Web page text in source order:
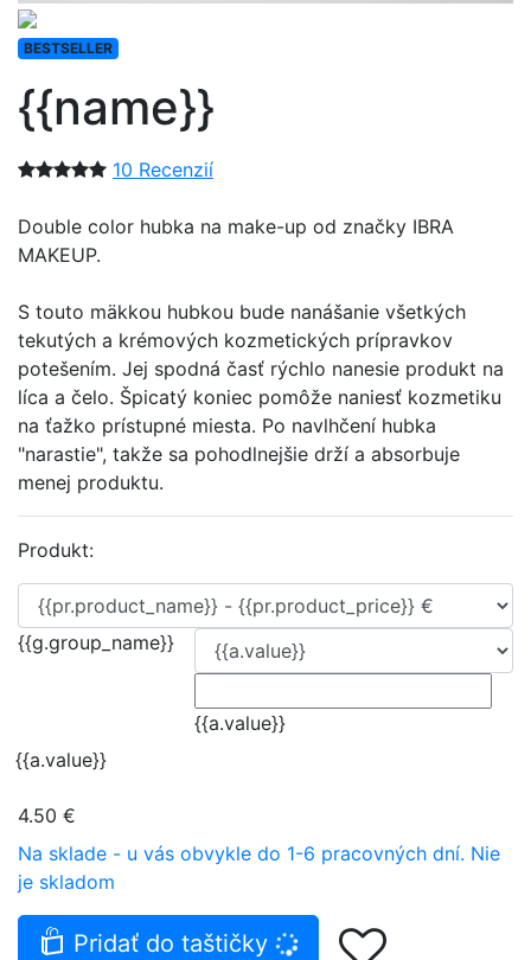
BESTSELLER
{{name}}
10 Recenzií
Double color hubka na make-up od značky IBRA
MAKEUP.
S touto mäkkou hubkou bude nanášanie všetkých
tekutých a krémových kozmetických prípravkov
potešením. Jej spodná časť rýchlo nanesie produkt na
líca a čelo. Špicatý koniec pomôže naniesť kozmetiku
na ťažko prístupné miesta. Po navlhčení hubka
"narastie", takže sa pohodlnejšie drží a absorbuje
menej produktu.
Produkt:
{{g.group_name}}
{{a.value}}
{{a.value}}
4.50 €
Na sklade - u vás obvykle do 1-6 pracovných dní. Nie
je skladom
Pridať do taštičky